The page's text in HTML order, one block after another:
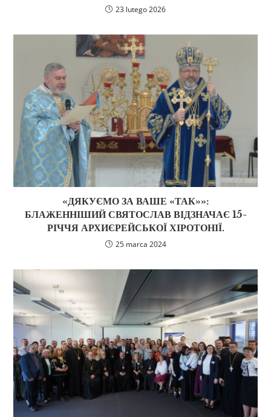
23 lutego 2026
«ДЯКУЄМО ЗА ВАШЕ «ТАК»»:
БЛАЖЕННІШИЙ СВЯТОСЛАВ ВІДЗНАЧАЄ 15-
РІЧЧЯ АРХИЄРЕЙСЬКОЇ ХІРОТОНІЇ.
25 marca 2024